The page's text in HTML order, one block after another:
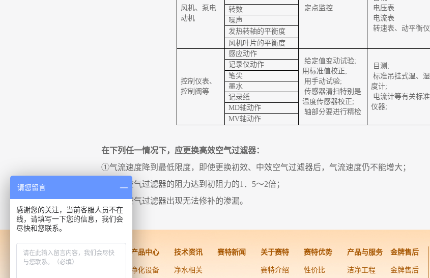
风机、泵电
动机
定点监控
电压表
电流表
转速表、动平衡仪
转数
噪声
发热转轴的平衡度
风机叶片的平衡度
控制仪表、
控制阀等
感应动作
给定值变动试验;
用标准值校正;
用手动试验;
传感器清扫特别是
温度传感器校正;
轴部分要进行精检
目测;
标准吊挂式温、湿
度计;
电流计等有关标准
仪器;
记录仪动作
笔尖
墨水
记录纸
MD轴动作
MV轴动作
在下列任一情况下，应更换高效空气过滤器：
①气流速度降到最低限度，即使更换初效、中效空气过滤器后，气流速度仍不能增大；
②高效空气过滤器的阻力达到初阻力的1．5～2倍；
③高效空气过滤器出现无法修补的渗漏。
洁净工程 产品中心
净化设备
技术资讯
净水相关
赛特新闻 关于赛特
赛特介绍
赛特优势
性价比
产品与服务
洁净工程
金牌售后
金牌售后
请您留言
感谢您的关注，当前客服人员不在
线，请填写一下您的信息，我们会
尽快和您联系。